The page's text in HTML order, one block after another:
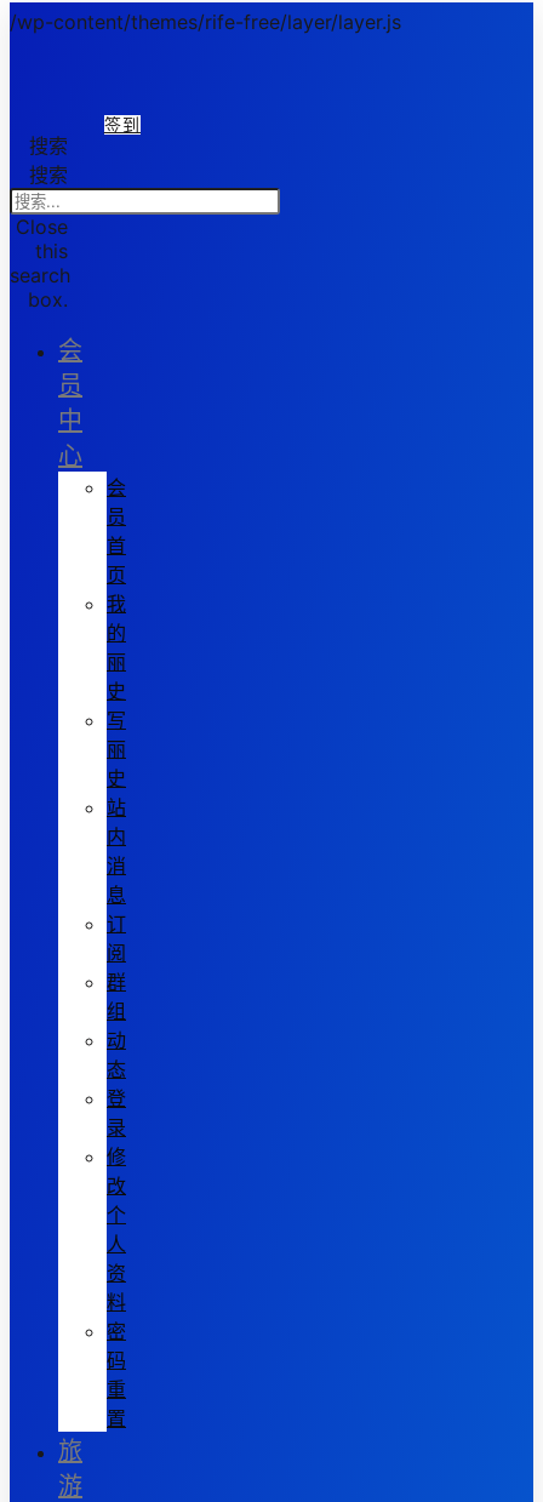
/wp-content/themes/rife-free/layer/layer.js
签到
搜索
搜索
Close
this
search
box.
会
员
中
心
会
员
首
页
我
的
丽
史
写
丽
史
站
内
消
息
订
阅
群
组
动
态
登
录
修
改
个
人
资
料
密
码
重
置
旅
游